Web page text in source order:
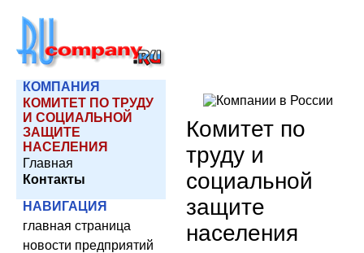
КОМПАНИЯ
КОМИТЕТ ПО ТРУДУ
И СОЦИАЛЬНОЙ
ЗАЩИТЕ
НАСЕЛЕНИЯ
Главная
Контакты
НАВИГАЦИЯ
главная страница
новости предприятий
Комитет по
труду и
социальной
защите
населения